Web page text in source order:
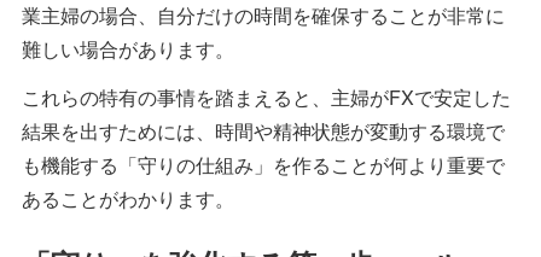
業主婦の場合、自分だけの時間を確保することが非常に
難しい場合があります。
これらの特有の事情を踏まえると、主婦がFXで安定した
結果を出すためには、時間や精神状態が変動する環境で
も機能する「守りの仕組み」を作ることが何より重要で
あることがわかります。